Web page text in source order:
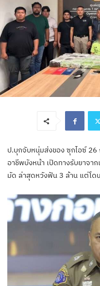
ป.บุกจับหนุ่มส่งของ ซุกไอซ์
อาชีพบังหน้า เปิดทางรับยาจา
มัด ล่าสุดหวังฟัน 3 ล้าน แต่โด